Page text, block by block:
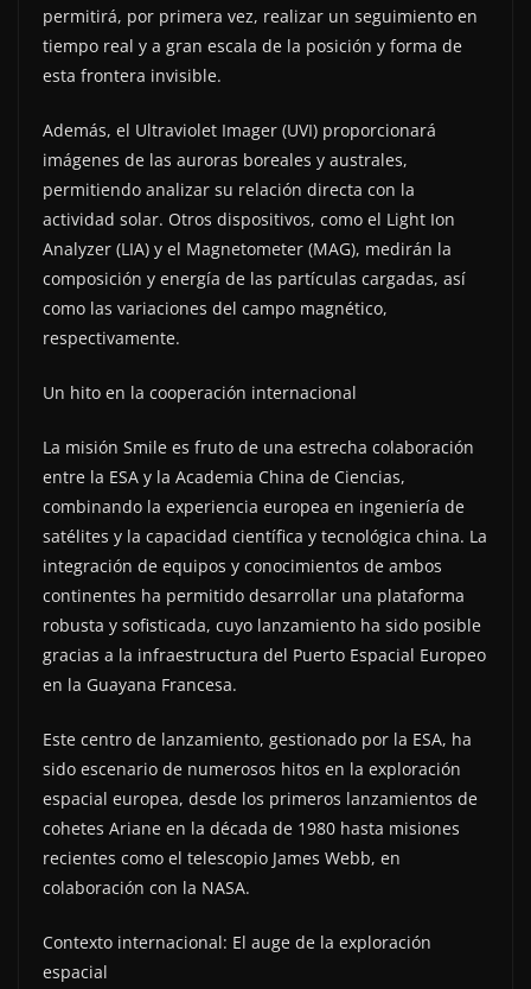
permitirá, por primera vez, realizar un seguimiento en
tiempo real y a gran escala de la posición y forma de
esta frontera invisible.
Además, el Ultraviolet Imager (UVI) proporcionará
imágenes de las auroras boreales y australes,
permitiendo analizar su relación directa con la
actividad solar. Otros dispositivos, como el Light Ion
Analyzer (LIA) y el Magnetometer (MAG), medirán la
composición y energía de las partículas cargadas, así
como las variaciones del campo magnético,
respectivamente.
Un hito en la cooperación internacional
La misión Smile es fruto de una estrecha colaboración
entre la ESA y la Academia China de Ciencias,
combinando la experiencia europea en ingeniería de
satélites y la capacidad científica y tecnológica china. La
integración de equipos y conocimientos de ambos
continentes ha permitido desarrollar una plataforma
robusta y sofisticada, cuyo lanzamiento ha sido posible
gracias a la infraestructura del Puerto Espacial Europeo
en la Guayana Francesa.
Este centro de lanzamiento, gestionado por la ESA, ha
sido escenario de numerosos hitos en la exploración
espacial europea, desde los primeros lanzamientos de
cohetes Ariane en la década de 1980 hasta misiones
recientes como el telescopio James Webb, en
colaboración con la NASA.
Contexto internacional: El auge de la exploración
espacial